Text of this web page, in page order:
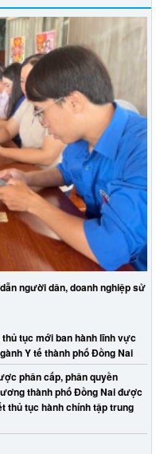
người dân, doanh nghiệp sử
tục mới ban hành lĩnh vực
Y tế thành phố Đồng Nai
phân cấp, phân quyền
thành phố Đồng Nai được
thủ tục hành chính tập trung